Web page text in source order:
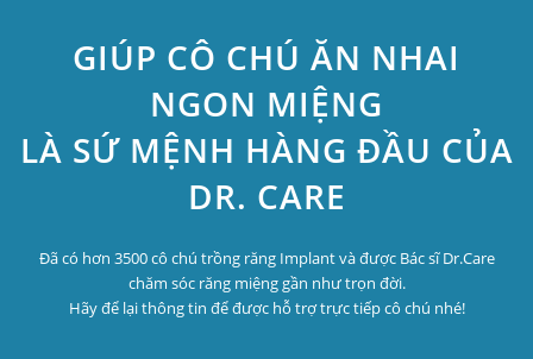
GIÚP CÔ CHÚ ĂN NHAI
NGON MIỆNG
LÀ SỨ MỆNH HÀNG ĐẦU CỦA
DR. CARE
Đã có hơn 3500 cô chú trồng răng Implant và được Bác sĩ Dr.Care
chăm sóc răng miệng gần như trọn đời.
Hãy để lại thông tin để được hỗ trợ trực tiếp cô chú nhé!